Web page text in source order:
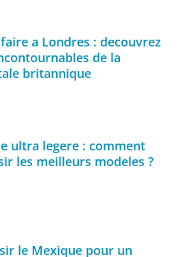
a Londres : decouvrez
de la
britannique
ultra legere : comment
les meilleurs modeles ?
le Mexique pour un